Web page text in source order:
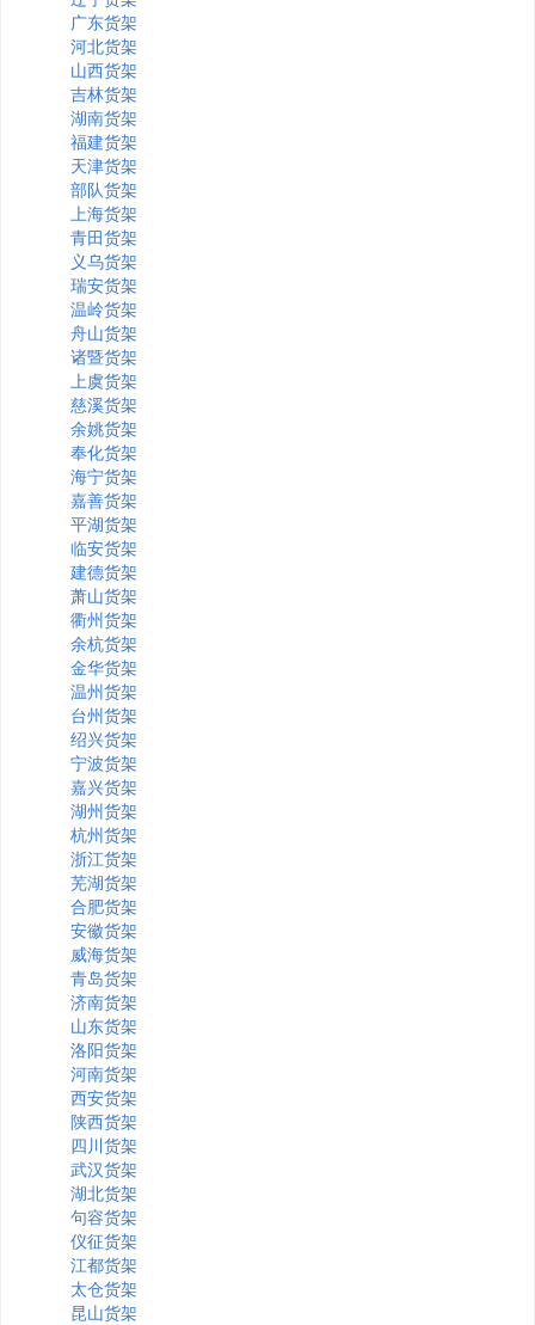
广东货架
河北货架
山西货架
吉林货架
湖南货架
福建货架
天津货架
部队货架
上海货架
青田货架
义乌货架
瑞安货架
温岭货架
舟山货架
诸暨货架
上虞货架
慈溪货架
余姚货架
奉化货架
海宁货架
嘉善货架
平湖货架
临安货架
建德货架
萧山货架
衢州货架
余杭货架
金华货架
温州货架
台州货架
绍兴货架
宁波货架
嘉兴货架
湖州货架
杭州货架
浙江货架
芜湖货架
合肥货架
安徽货架
威海货架
青岛货架
济南货架
山东货架
洛阳货架
河南货架
西安货架
陕西货架
四川货架
武汉货架
湖北货架
句容货架
仪征货架
江都货架
太仓货架
昆山货架